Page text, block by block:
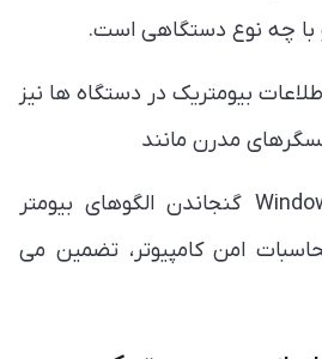
با چه نوع دستگاهی است.
بیومتریک در دستگاه ها نیز
مدرن مانند
TouchID و Windows Hello گنجاندن الگوهای بیومتر
امن کامپیوتر، تضمین می